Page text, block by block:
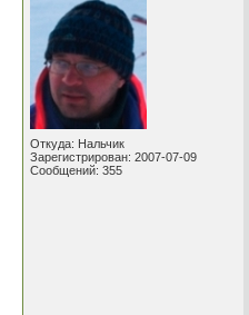
Откуда: Нальчик
Зарегистрирован: 2007-07-09
Сообщений: 355